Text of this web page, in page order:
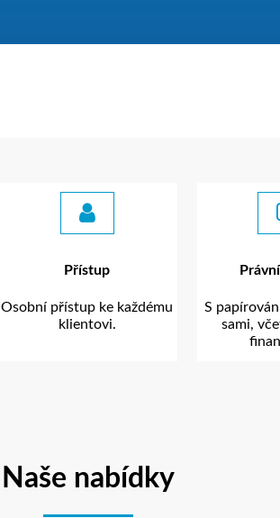
Přístup
Osobní přístup ke každému
klientovi.
S
sami,
Naše nabídky